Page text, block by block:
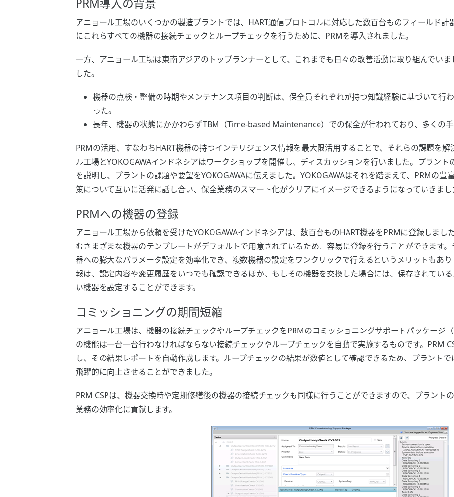
PRM導入の背景
アニョール工場のいくつかの製造プラントでは、HART通信プロトコルに対応した数百台ものフィールド計
にこれらすべての機器の接続チェックとループチェックを行うために、PRMを導入されました。
一方、アニョール工場は東南アジアのトップランナーとして、これまでも日々の改善活動に取り組んでい
した。
機器の点検・整備の時期やメンテナンス項目の判断は、保全員それぞれが持つ知識経験に基づいて行
った。
長年、機器の状態にかかわらずTBM（Time-based Maintenance）での保全が行われており、多くの手
PRMの活用、すなわちHART機器の持つインテリジェンス情報を最大限活用することで、それらの課題を
ル工場とYOKOGAWAインドネシアはワークショップを開催し、ディスカッションを行いました。プラン
を説明し、プラントの課題や要望をYOKOGAWAに伝えました。YOKOGAWAはそれを踏まえて、PRMの豊
策について互いに活発に話し合い、保全業務のスマート化がクリアにイメージできるようになっていきまし
PRMへの機器の登録
アニョール工場から依頼を受けたYOKOGAWAインドネシアは、数百台ものHART機器をPRMに登録しまし
むさまざまな機器のテンプレートがデフォルトで用意されているため、容易に登録を行うことができます
器への膨大なパラメータ設定を効率化でき、複数機器の設定をワンクリックで行えるというメリットもあ
報は、設定内容や変更履歴をいつでも確認できるほか、もしその機器を交換した場合には、保存されてい
い機器を設定することができます。
コミッショニングの期間短縮
アニョール工場は、機器の接続チェックやループチェックをPRMのコミッショニングサポートパッケージ
の機能は一台一台行わなければならない接続チェックやループチェックを自動で実施するものです。PRM
し、その結果レポートを自動作成します。ループチェックの結果が数値として確認できるため、プラント
飛躍的に向上させることができました。
PRM CSPは、機器交換時や定期修繕後の機器の接続チェックも同様に行うことができますので、プラント
業務の効率化に貢献します。